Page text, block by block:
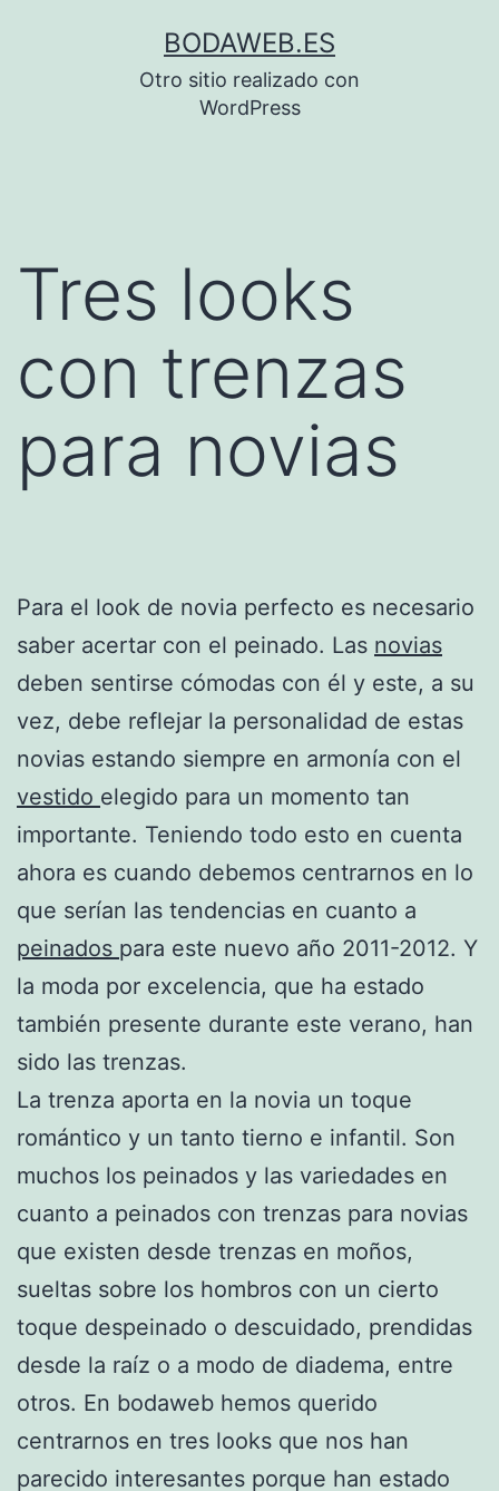
BODAWEB.ES
Otro sitio realizado con
WordPress
Tres looks
con trenzas
para novias
Para el look de novia perfecto es necesario
saber acertar con el peinado. Las novias
deben sentirse cómodas con él y este, a su
vez, debe reflejar la personalidad de estas
novias estando siempre en armonía con el
vestido elegido para un momento tan
importante. Teniendo todo esto en cuenta
ahora es cuando debemos centrarnos en lo
que serían las tendencias en cuanto a
peinados para este nuevo año 2011-2012. Y
la moda por excelencia, que ha estado
también presente durante este verano, han
sido las trenzas.
La trenza aporta en la novia un toque
romántico y un tanto tierno e infantil. Son
muchos los peinados y las variedades en
cuanto a peinados con trenzas para novias
que existen desde trenzas en moños,
sueltas sobre los hombros con un cierto
toque despeinado o descuidado, prendidas
desde la raíz o a modo de diadema, entre
otros. En bodaweb hemos querido
centrarnos en tres looks que nos han
parecido interesantes porque han estado